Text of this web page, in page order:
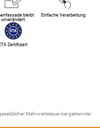
Mehrwertsteuer bei getrennter
bleibt
unverändert
Einfache Verarbeitung
Zertifiziert